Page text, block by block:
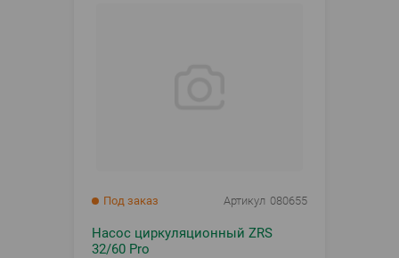
Под заказ Артикул 080655
Насос циркуляционный ZRS
32/60 Pro